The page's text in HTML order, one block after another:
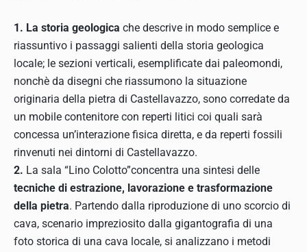
1. La storia geologica che descrive in modo semplice e
riassuntivo i passaggi salienti della storia geologica
locale; le sezioni verticali, esemplificate dai paleomondi,
nonchè da disegni che riassumono la situazione
originaria della pietra di Castellavazzo, sono corredate da
un mobile contenitore con reperti litici coi quali sarà
concessa un’interazione fisica diretta, e da reperti fossili
rinvenuti nei dintorni di Castellavazzo.
2. La sala “Lino Colotto”concentra una sintesi delle
tecniche di estrazione, lavorazione e trasformazione
della pietra. Partendo dalla riproduzione di uno scorcio di
cava, scenario impreziosito dalla gigantografia di una
foto storica di una cava locale, si analizzano i metodi